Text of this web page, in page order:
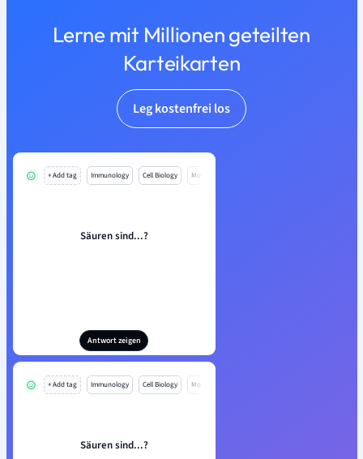
Lerne mit Millionen geteilten
Karteikarten
Leg kostenfrei los
+ Add tag Immunology Cell Biology Mo
Säuren sind...?
Antwort zeigen
+ Add tag Immunology Cell Biology Mo
Säuren sind...?